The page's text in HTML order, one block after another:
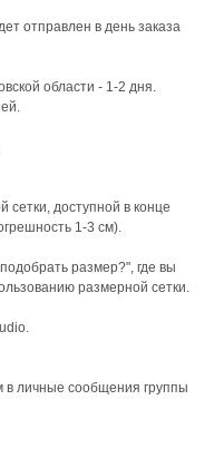
отправлен в день заказа
области - 1-2 дня.
доступной в конце
1-3 см).
размер?", где вы
размерной сетки.
личные сообщения группы